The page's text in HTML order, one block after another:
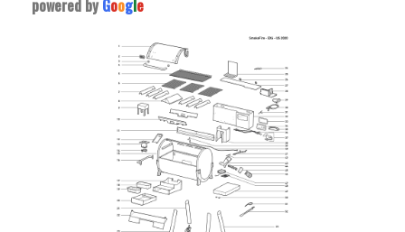
powered by Google